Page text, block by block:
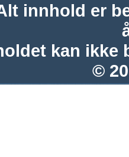
innhold er
kan ikke
©